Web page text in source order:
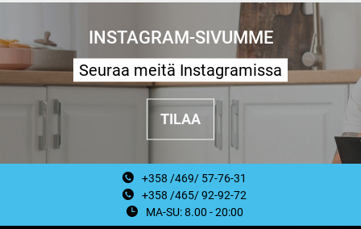
INSTAGRAM-SIVUMME
Seuraa meitä Instagramissa
TILAA
+358 /469/ 57-76-31
+358 /465/ 92-92-72
MA-SU: 8.00 - 20:00